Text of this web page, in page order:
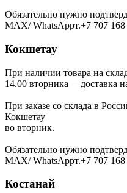
Обязательно нужно
МАХ/ WhatsAppт.+7 707 168
Кокшетау
При наличии товара на
14.00 вторника – доставка
При заказе со склада в
Кокшетау
во вторник.
Обязательно нужно
МАХ/ WhatsAppт.+7 707 168
Костанай